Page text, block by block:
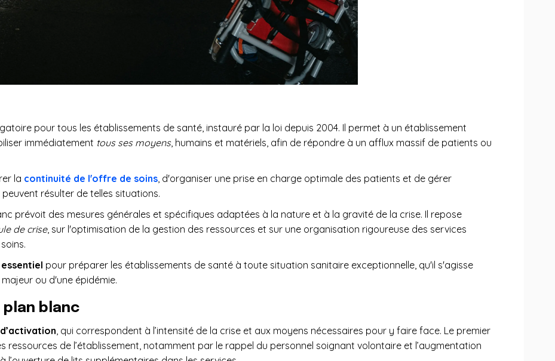
pour tous les établissements de santé, instauré par la loi depuis 2004. Il permet à un établissement
immédiatement tous ses moyens, humains et matériels, afin de répondre à un afflux massif de patients ou
la continuité de l'offre de soins, d'organiser une prise en charge optimale des patients et de gérer
résulter de telles situations.
prévoit des mesures générales et spécifiques adaptées à la nature et à la gravité de la crise. Il repose
de crise, sur l'optimisation de la gestion des ressources et sur une organisation rigoureuse des services
pour préparer les établissements de santé à toute situation sanitaire exceptionnelle, qu'il s'agisse
ou d'une épidémie.
blanc
, qui correspondent à l’intensité de la crise et aux moyens nécessaires pour y faire face. Le premier
ressources de l’établissement, notamment par le rappel du personnel soignant volontaire et l’augmentation